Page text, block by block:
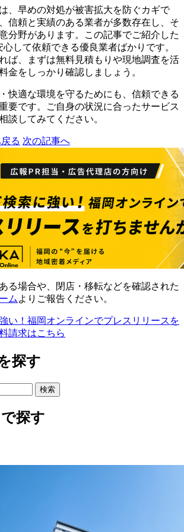
、早めの対処が被害拡大を防ぐカギで
信頼と実績のある業者が多数存在し、そ
分野があります。この記事でご紹介した
して依頼できる優良業者ばかりです。
ば、まずは無料見積もりや現地調査を活
金をしっかり確認しましょう。
快適な環境を守るためにも、信頼できる
要です。ご自身の状況に合ったサービス
談してみてください。
る 次の記事へ
る場合や、閉店・移転などを確認された
ム よりご報告ください。
探す
探す